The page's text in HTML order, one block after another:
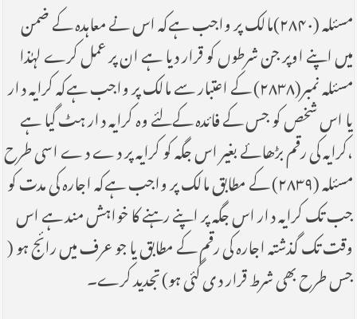
مسئلہ (۲۸۴۰)مالک پر واجب ہےکہ اس نے معاہدہ کے ضمن
میں اپنے اوپر جن شرطوں کو قرار دیا ہے ان پر عمل کرے لہٰذا
مسئلہ نمبر(۲۸۳۸) کے اعتبار سے مالک پر واجب ہےکہ کرایہ دار
یا اس شخص کو جس کے فائدہ کےلئے وہ کرایہ دار ہٹ گیا ہے
،کرایہ کی رقم بڑھائے بغیر اس جگہ کو کرایہ پر دے دے اسی طرح
مسئلہ (۲۸۳۹) کے مطابق مالک پر واجب ہےکہ اجارہ کی مدت کو
جب تک کرایہ دار اس جگہ پر اپنے رہنے کا خواہش مند ہے اس
وقت تک گذشتہ اجارہ کی رقم کے مطابق یا جو عرف میں رائج ہو (
جس طرح بھی شرط قرار دی گئی ہو) تجدید کرے۔